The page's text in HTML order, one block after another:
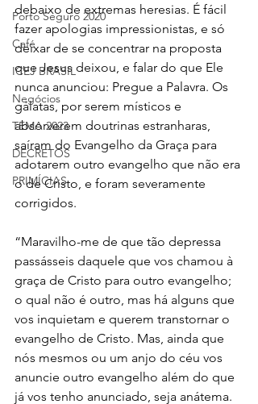
Porto Seguro 2020
Café
ICEJ BRASIL
Negócios
TEMA 2023
DECRETOS
PRIMÍCIAS
debaixo de extremas heresias. É fácil
fazer apologias impressionistas, e só
deixar de se concentrar na proposta
que Jesus deixou, e falar do que Ele
nunca anunciou: Pregue a Palavra. Os
gálatas, por serem místicos e
absorverem doutrinas estranharas,
saíram do Evangelho da Graça para
adotarem outro evangelho que não era
o de Cristo, e foram severamente
corrigidos.
“Maravilho-me de que tão depressa
passásseis daquele que vos chamou à
graça de Cristo para outro evangelho;
o qual não é outro, mas há alguns que
vos inquietam e querem transtornar o
evangelho de Cristo. Mas, ainda que
nós mesmos ou um anjo do céu vos
anuncie outro evangelho além do que
já vos tenho anunciado, seja anátema.